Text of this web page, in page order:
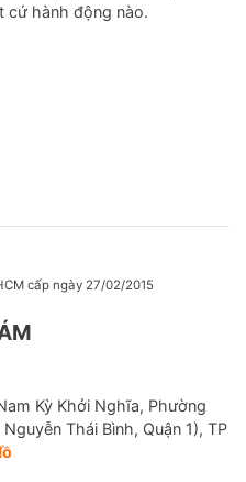
cứ hành động nào.
cấp ngày 27/02/2015
Kỳ Khởi Nghĩa, Phường
Thái Bình, Quận 1), TP